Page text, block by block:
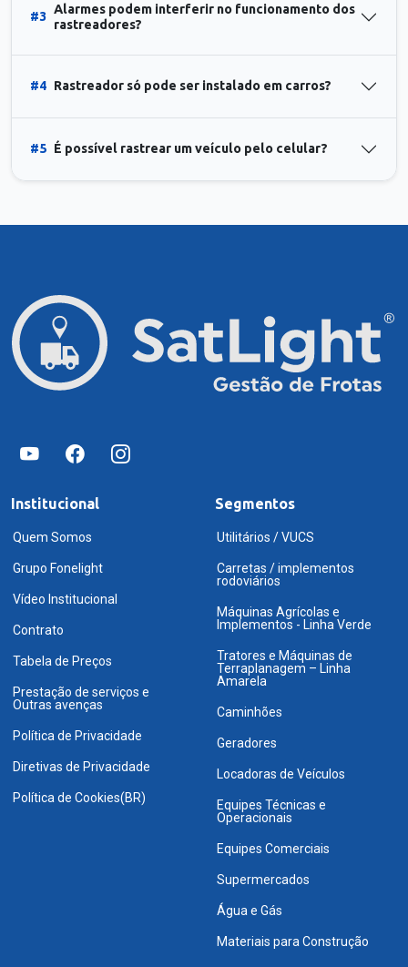
#3
Alarmes podem interferir no funcionamento dos
rastreadores?
#4 Rastreador só pode ser instalado em carros?
#5 É possível rastrear um veículo pelo celular?
Institucional
Quem Somos
Grupo Fonelight
Vídeo Institucional
Contrato
Tabela de Preços
Prestação de serviços e
Outras avenças
Política de Privacidade
Diretivas de Privacidade
Política de Cookies(BR)
Segmentos
Utilitários / VUCS
Carretas / implementos
rodoviários
Máquinas Agrícolas e
Implementos - Linha Verde
Tratores e Máquinas de
Terraplanagem – Linha
Amarela
Caminhões
Geradores
Locadoras de Veículos
Equipes Técnicas e
Operacionais
Equipes Comerciais
Supermercados
Água e Gás
Materiais para Construção